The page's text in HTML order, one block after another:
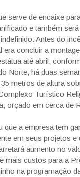
serve de encaixe
e também
Antes do
era concluir a
até abril,
Norte, há duas
metros de altura
Turístico
orçado em cerca de
que a empresa tem
em seus projetos e
aumento no
mais custos para a
na programação